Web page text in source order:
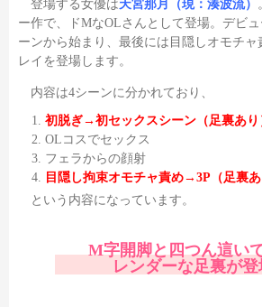
登場する女優は天宮那月（現：湊波流）
ー作で、ドMなOLさんとして登場。デビ
ーンから始まり、最後には目隠しオモチ
レイを登場します。
内容は4シーンに分かれており、
初脱ぎ→初セックスシーン（足裏あり
OLコスでセックス
フェラからの顔射
目隠し拘束オモチャ責め→3P（足裏あ
という内容になっています。
M字開脚と四つん這い
レンダーな足裏が登